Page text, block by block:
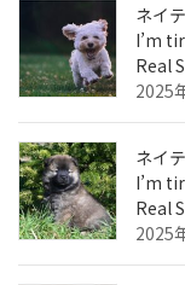
ネイ
I’m
Real
2025
ネイ
I’m
Real
2025